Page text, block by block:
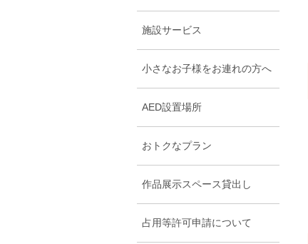
施設サービス
小さなお子様をお連れの方へ
AED設置場所
おトクなプラン
作品展示スペース貸出し
占用等許可申請について